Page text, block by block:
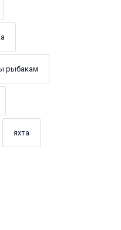
рыбакам
яхта